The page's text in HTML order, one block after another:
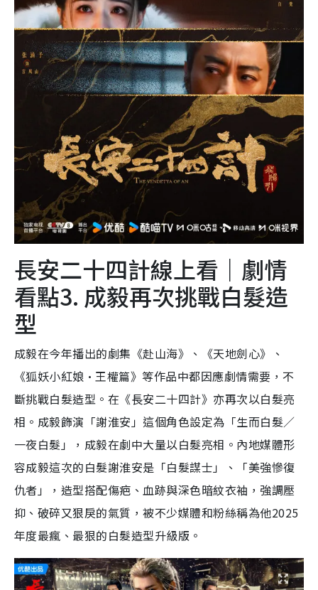
長安二十四計線上看｜劇情
看點3. 成毅再次挑戰白髮造
型
成毅在今年播出的劇集《赴山海》、《天地劍心》、
《狐妖小紅娘·王權篇》等作品中都因應劇情需要，不
斷挑戰白髮造型。在《長安二十四計》亦再次以白髮亮
相。成毅飾演「謝淮安」這個角色設定為「生而白髮／
一夜白髮」，成毅在劇中大量以白髮亮相。內地媒體形
容成毅這次的白髮謝淮安是「白髮謀士」、「美強慘復
仇者」，造型搭配傷疤、血跡與深色暗紋衣袖，強調壓
抑、破碎又狠戾的氣質，被不少媒體和粉絲稱為他2025
年度最瘋、最狠的白髮造型升級版。